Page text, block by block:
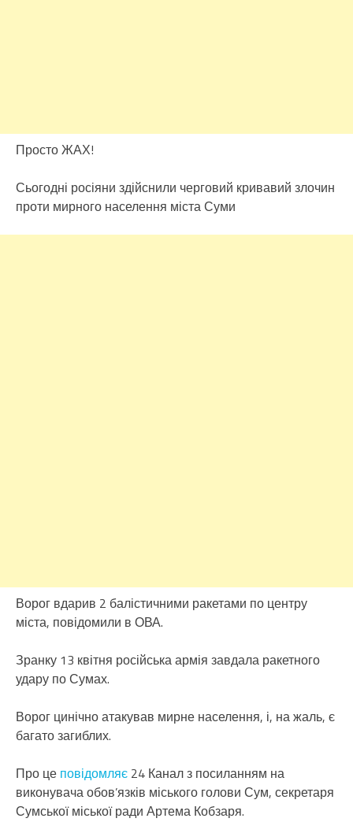
Просто ЖАХ!
Сьогодні росіяни здійснили черговий кривавий злочин
проти мирного населення міста Суми
Ворог вдарив 2 балістичними ракетами по центру
міста, повідомили в ОВА.
Зранку 13 квітня російська армія завдала ракетного
удару по Сумах.
Ворог цинічно атакував мирне населення, і, на жаль, є
багато загиблих.
Про це повідомляє 24 Канал з посиланням на
виконувача обов’язків міського голови Сум, секретаря
Сумської міської ради Артема Кобзаря.